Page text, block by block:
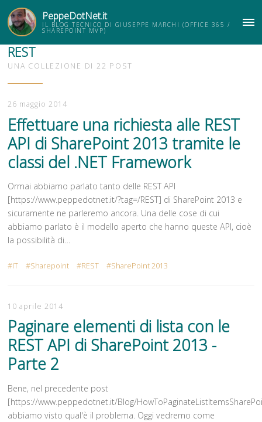
PeppeDotNet.it
IL BLOG TECNICO DI GIUSEPPE MARCHI (OFFICE 365 /
SHAREPOINT MVP)
REST
UNA COLLEZIONE DI 22 POST
26 maggio 2014
Effettuare una richiesta alle REST
API di SharePoint 2013 tramite le
classi del .NET Framework
Ormai abbiamo parlato tanto delle REST API
[https://www.peppedotnet.it/?tag=/REST] di SharePoint 2013 e
sicuramente ne parleremo ancora. Una delle cose di cui
abbiamo parlato è il modello aperto che hanno queste API, cioè
la possibilità di…
IT Sharepoint REST SharePoint 2013
10 aprile 2014
Paginare elementi di lista con le
REST API di SharePoint 2013 -
Parte 2
Bene, nel precedente post
[https://www.peppedotnet.it/Blog/
abbiamo visto qual'è il problema. Oggi vedremo come